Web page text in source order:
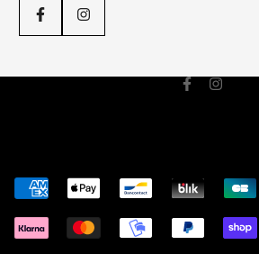
Politique d'envoi
Mentions légales